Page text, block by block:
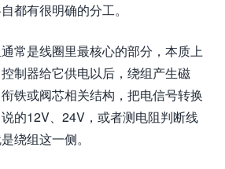
都有很明确的分工。
常是线圈里最核心的部分，本质上
制器给它供电以后，绕组产生磁
铁或阀芯相关结构，把电信号转换
的12V、24V，或者测电阻判断线
绕组这一侧。